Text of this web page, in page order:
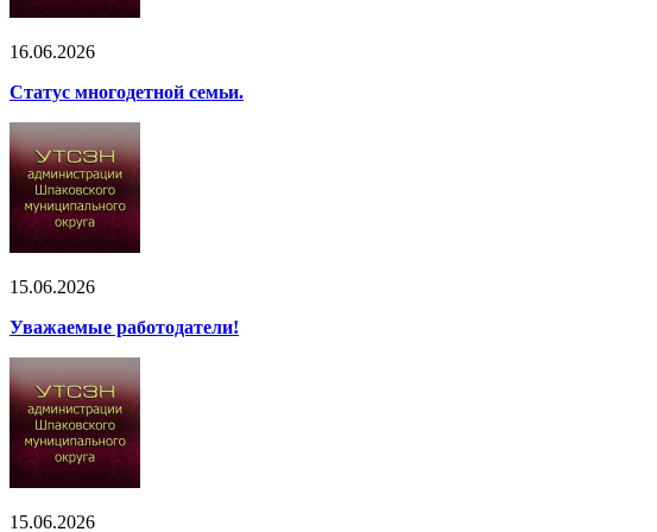
16.06.2026
Статус многодетной семьи.
15.06.2026
Уважаемые работодатели!
15.06.2026